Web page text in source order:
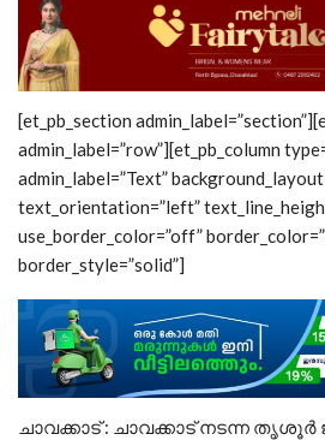
[et_pb_section
admin_label=”row”][et_pb_column
admin_label=”Text”
text_orientation=”left”
use_border_color=”off”
border_style=”solid”]
ചാവക്കാട് : ചാവക്കാട് നടന്ന